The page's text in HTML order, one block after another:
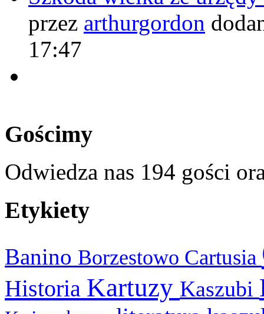
przez arthurgordon
17:47
Gościmy
Odwiedza nas 194 gości
Etykiety
Banino Borzestowo Cartusia
Historia Kartuzy Kaszubi